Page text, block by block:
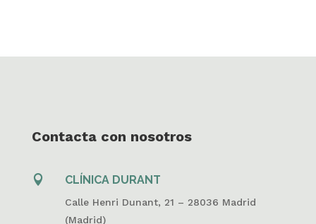
Contacta con nosotros
 CLÍNICA DURANT
Calle Henri Dunant, 21 – 28036 Madrid
(Madrid)